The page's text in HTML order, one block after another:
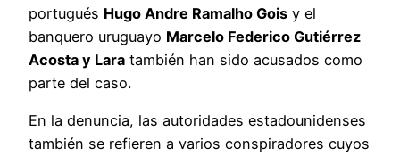
portugués Hugo Andre Ramalho Gois y el
banquero uruguayo Marcelo Federico Gutiérrez
Acosta y Lara también han sido acusados como
parte del caso.
En la denuncia, las autoridades estadounidenses
también se refieren a varios conspiradores cuyos